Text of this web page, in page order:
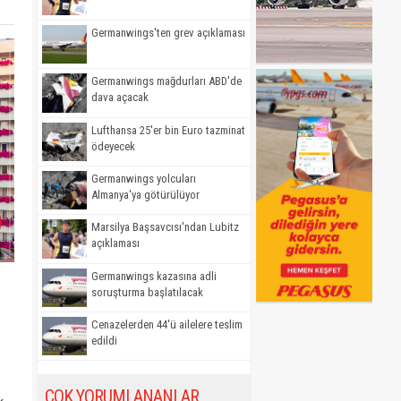
Germanwings'ten grev açıklaması
Germanwings mağdurları ABD'de
dava açacak
Lufthansa 25'er bin Euro tazminat
ödeyecek
Germanwings yolcuları
Almanya'ya götürülüyor
Marsilya Başsavcısı'ndan Lubitz
açıklaması
Germanwings kazasına adli
soruşturma başlatılacak
Cenazelerden 44'ü ailelere teslim
edildi